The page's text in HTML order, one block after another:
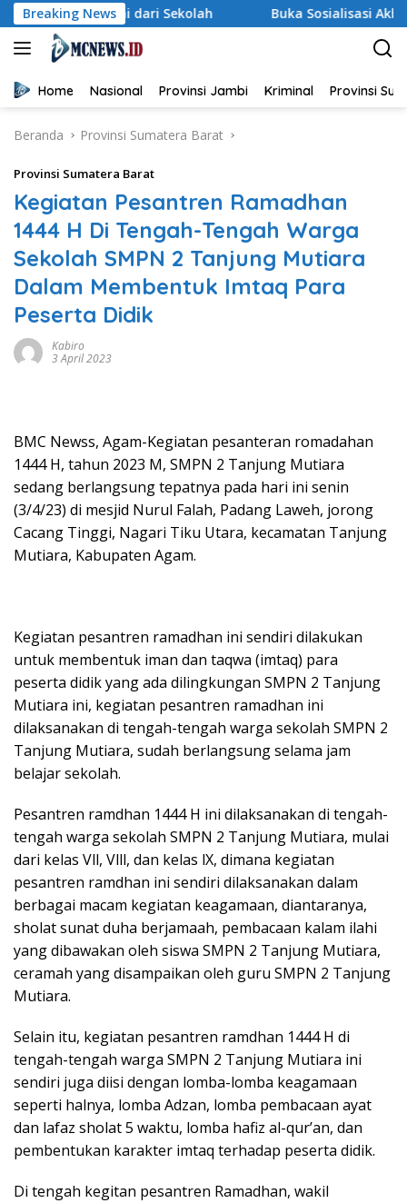
Langsung
ke
konten
Breaking News
dari Sekolah Buka Sosialisasi Akbar Pencegahan
Home Nasional Provinsi Jambi Kriminal Provinsi
Beranda Provinsi Sumatera Barat
Provinsi Sumatera Barat
Kegiatan Pesantren Ramadhan
1444 H Di Tengah-Tengah Warga
Sekolah SMPN 2 Tanjung Mutiara
Dalam Membentuk Imtaq Para
Peserta Didik
Kabiro
3 April 2023
BMC Newss, Agam-Kegiatan pesanteran romadahan
1444 H, tahun 2023 M, SMPN 2 Tanjung Mutiara
sedang berlangsung tepatnya pada hari ini senin
(3/4/23) di mesjid Nurul Falah, Padang Laweh, jorong
Cacang Tinggi, Nagari Tiku Utara, kecamatan Tanjung
Mutiara, Kabupaten Agam.
Kegiatan pesantren ramadhan ini sendiri dilakukan
untuk membentuk iman dan taqwa (imtaq) para
peserta didik yang ada dilingkungan SMPN 2 Tanjung
Mutiara ini, kegiatan pesantren ramadhan ini
dilaksanakan di tengah-tengah warga sekolah SMPN 2
Tanjung Mutiara, sudah berlangsung selama jam
belajar sekolah.
Pesantren ramdhan 1444 H ini dilaksanakan di tengah-
tengah warga sekolah SMPN 2 Tanjung Mutiara, mulai
dari kelas Vll, Vlll, dan kelas lX, dimana kegiatan
pesantren ramdhan ini sendiri dilaksanakan dalam
berbagai macam kegiatan keagamaan, diantaranya,
sholat sunat duha berjamaah, pembacaan kalam ilahi
yang dibawakan oleh siswa SMPN 2 Tanjung Mutiara,
ceramah yang disampaikan oleh guru SMPN 2 Tanjung
Mutiara.
Selain itu, kegiatan pesantren ramdhan 1444 H di
tengah-tengah warga SMPN 2 Tanjung Mutiara ini
sendiri juga diisi dengan lomba-lomba keagamaan
seperti halnya, lomba Adzan, lomba pembacaan ayat
dan lafaz sholat 5 waktu, lomba hafiz al-qur’an, dan
pembentukan karakter imtaq terhadap peserta didik.
Di tengah kegitan pesantren Ramadhan, wakil